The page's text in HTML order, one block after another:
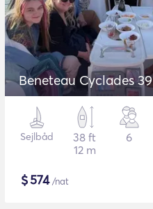
Beneteau Cyclades 39
Sejlbåd
38 ft
12 m
6
$574/nat